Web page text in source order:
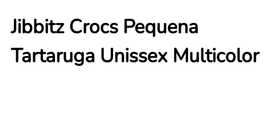
Jibbitz Crocs Pequena
Tartaruga Unissex Multicolor